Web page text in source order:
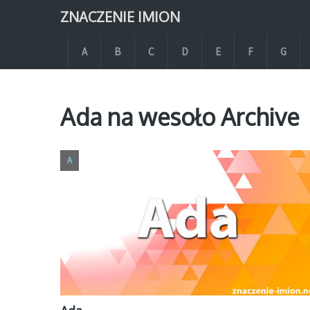
ZNACZENIE IMION
A B C D E F G
Ada na wesoło Archive
A